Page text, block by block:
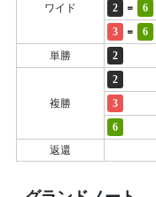
ワイド
2
= 6
3
= 6
単勝
2
複勝
2
3
6
返還